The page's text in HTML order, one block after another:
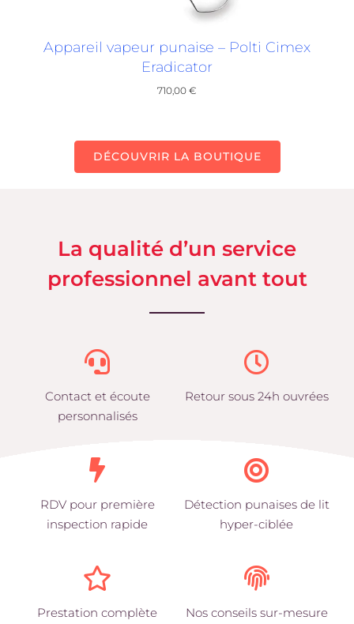
Appareil vapeur punaise – Polti Cimex
Eradicator
710,00€
DÉCOUVRIR LA BOUTIQUE
La qualité d’un service
professionnel avant tout
Contact et écoute
personnalisés
Retour sous 24h ouvrées
RDV pour première
inspection rapide
Détection punaises de lit
hyper-ciblée
Prestation complète Nos conseils sur-mesure